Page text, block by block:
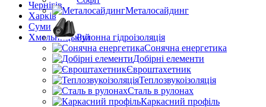
Чернігів
Харків
Суми
Хмельницький
Металосайдинг
Рулонна гідроізоляція
Сонячна енергетика
Добірні елементи
Євроштахетник
Теплозвукоізоляція
Сталь в рулонах
Каркасний профіль